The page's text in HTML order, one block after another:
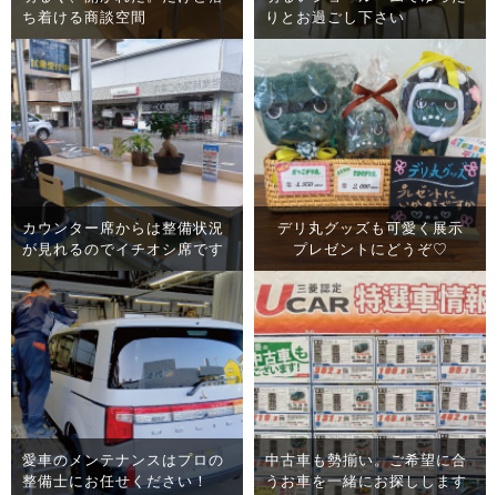
ち着ける商談空間
りとお過ごし下さい
カウンター席からは整備状況
が見れるのでイチオシ席です
デリ丸グッズも可愛く展示
プレゼントにどうぞ♡
乙訓店メンテナンスピット
愛車のメンテナンスはプロの
整備士にお任せください！
中古車も勢揃い。ご希望に合
うお車を一緒にお探しします